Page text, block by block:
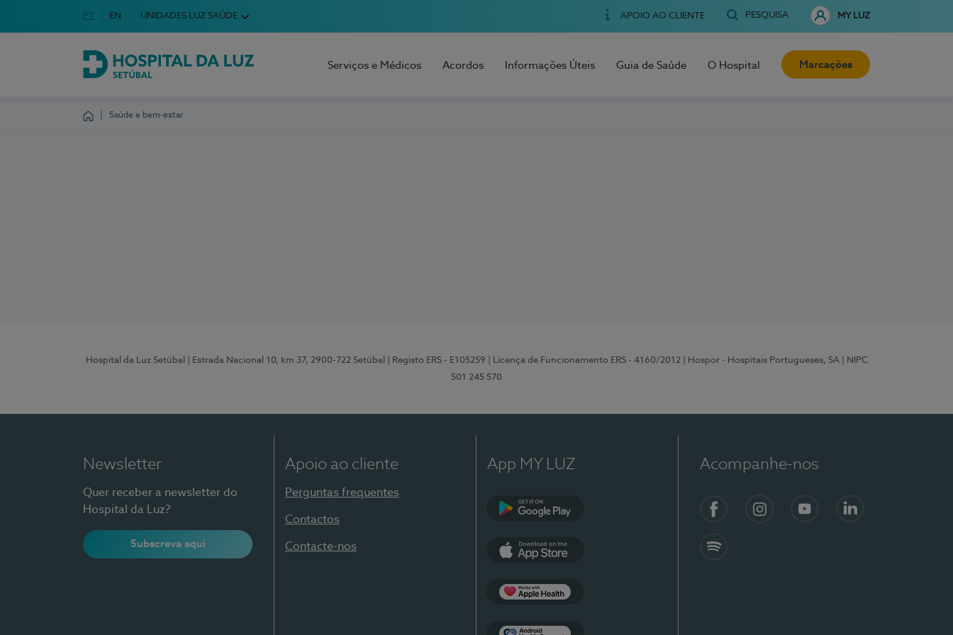
Escolha o seu idioma
Idioma em Português
PT English Language
EN UNIDADES LUZ SAÚDE APOIO AO CLIENTE PESQUISA MY LUZ
Hospital da Luz Setúbal
Serviços e Médicos Acordos Informações Úteis Guia de Saúde O Hospital Marcações
Saúde e bem-estar
Hospital da Luz Setúbal | Estrada Nacional 10, km 37, 2900-722 Setúbal | Registo ERS - E105259 | Licença de Funcionamento ERS - 4160/2012 | Hospor - Hospitais Portugueses, SA
| NIPC
501 245 570
Newsletter
Quer receber a newsletter do
Hospital da Luz?
Subscreva aqui
Apoio ao cliente
Perguntas frequentes
Contactos
Contacte-nos
App MY LUZ Acompanhe-nos